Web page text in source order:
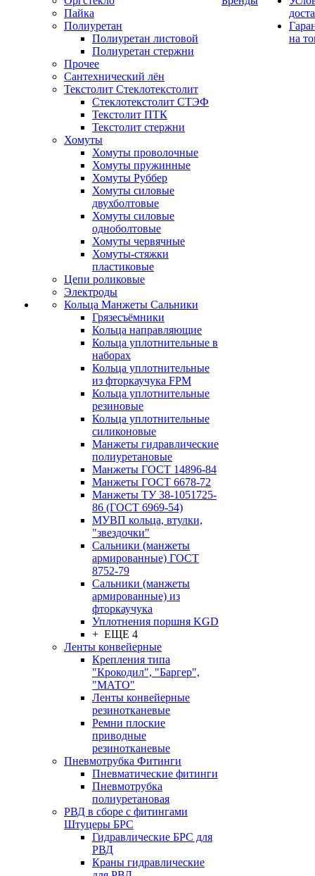
Пайка
Полиуретан
Полиуретан листовой
Полиуретан стержни
Прочее
Сантехнический лён
Текстолит Стеклотекстолит
Стеклотекстолит СТЭФ
Текстолит ПТК
Текстолит стержни
Хомуты
Хомуты проволочные
Хомуты пружинные
Хомуты Руббер
Хомуты силовые
двухболтовые
Хомуты силовые
одноболтовые
Хомуты червячные
Хомуты-стяжки
пластиковые
Цепи роликовые
Электроды
Кольца Манжеты Сальники
Грязесъёмники
Кольца направляющие
Кольца уплотнительные в
наборах
Кольца уплотнительные
из фторкаучука FPM
Кольца уплотнительные
резиновые
Кольца уплотнительные
силиконовые
Манжеты гидравлические
полиуретановые
Манжеты ГОСТ 14896-84
Манжеты ГОСТ 6678-72
Манжеты ТУ 38-1051725-
86 (ГОСТ 6969-54)
МУВП кольца, втулки,
"звездочки"
Сальники (манжеты
армированные) ГОСТ
8752-79
Сальники (манжеты
армированные) из
фторкаучука
Уплотнения поршня KGD
+ ЕЩЕ 4
Ленты конвейерные
Крепления типа
"Крокодил", "Баргер",
"МАТО"
Ленты конвейерные
резинотканевые
Ремни плоские
приводные
резинотканевые
Пневмотрубка Фитинги
Пневматические фитинги
Пневмотрубка
полиуретановая
РВД в сборе с фитингами
Штуцеры БРС
Гидравлические БРС для
РВД
Краны гидравлические
на